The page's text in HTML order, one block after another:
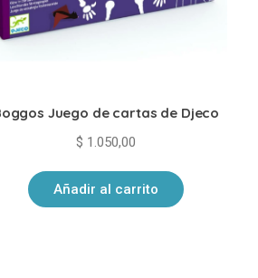
Juego de cartas de Djeco
$ 1.050,00
Añadir al carrito